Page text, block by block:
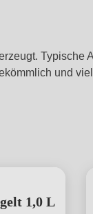
Typische
und
1,0 L